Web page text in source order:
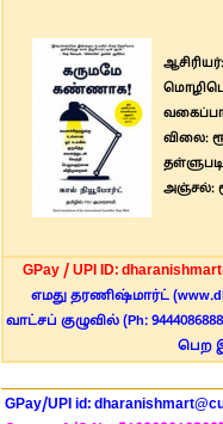
ஆசிரியர்:
விலை:
அஞ்சல்:
GPay / UPI ID:
எமது தரணிஷ்மார்ட்
வாட்சப் குழுவில் (Ph:
பெற
GPay/UPI id: